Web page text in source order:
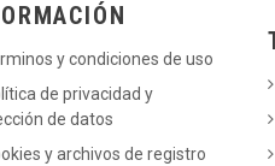
y condiciones de uso
de privacidad y
de datos
y archivos de registro